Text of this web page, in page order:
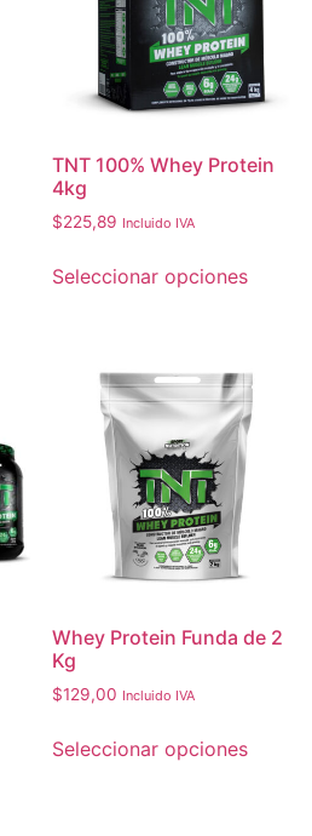
TNT 100% Whey Protein
4kg
$225,89 Incluido IVA
Seleccionar opciones
Whey Protein Funda de 2
Kg
$129,00 Incluido IVA
Seleccionar opciones